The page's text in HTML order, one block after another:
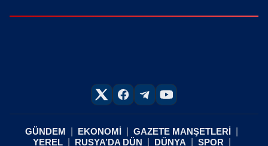
GÜNDEM EKONOMİ
GAZETE MANŞETLERİ
YEREL
RUSYA’DA DÜN DÜNYA SPOR